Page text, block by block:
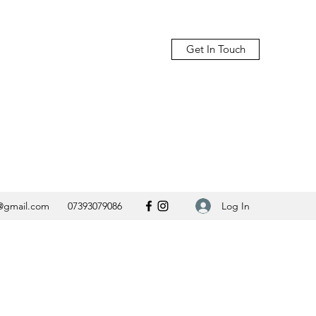
Get In Touch
07393079086 Log In